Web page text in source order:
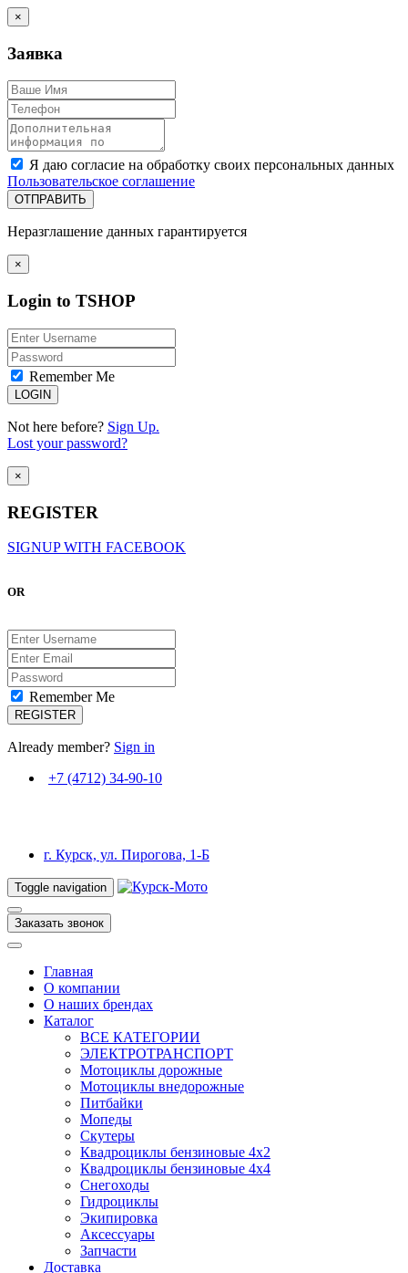
×
Заявка
Я даю согласие на обработку своих персональных данных
Пользовательское соглашение
ОТПРАВИТЬ
Неразглашение данных гарантируется
×
Login to TSHOP
Remember Me
Not here before? Sign Up.
Lost your password?
×
REGISTER
SIGNUP WITH FACEBOOK
OR
Remember Me
Already member? Sign in
+7 (4712) 34-90-10
г. Курск, ул. Пирогова, 1-Б
Toggle navigation
Заказать звонок
Главная
О компании
О наших брендах
Каталог
ВСЕ КАТЕГОРИИ
ЭЛЕКТРОТРАНСПОРТ
Мотоциклы дорожные
Мотоциклы внедорожные
Питбайки
Мопеды
Скутеры
Квадроциклы бензиновые 4х2
Квадроциклы бензиновые 4х4
Снегоходы
Гидроциклы
Экипировка
Аксессуары
Запчасти
Доставка